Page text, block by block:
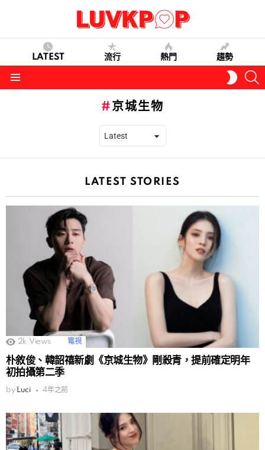
LATEST 流行 熱門 趨勢
SKIN
京城生物
LATEST STORIES
2k Views 電視
朴敘俊、韓韶禧新劇《京城生物》剛殺青，提前確定明年
初拍攝第二季
by Luci 4年之前